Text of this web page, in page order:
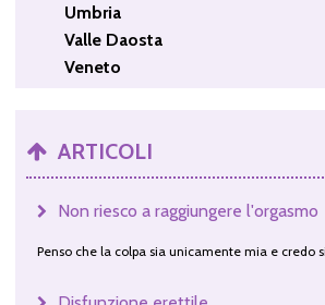
Umbria
Valle Daosta
Veneto
ARTICOLI
Non riesco a raggiungere l'orgasmo
Penso che la colpa sia unicamente mia e credo